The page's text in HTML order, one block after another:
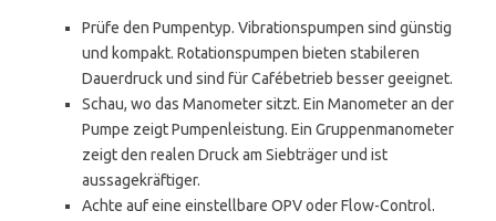
Prüfe den Pumpentyp. Vibrationspumpen sind günstig
und kompakt. Rotationspumpen bieten stabileren
Dauerdruck und sind für Cafébetrieb besser geeignet.
Schau, wo das Manometer sitzt. Ein Manometer an der
Pumpe zeigt Pumpenleistung. Ein Gruppenmanometer
zeigt den realen Druck am Siebträger und ist
aussagekräftiger.
Achte auf eine einstellbare OPV oder Flow-Control.